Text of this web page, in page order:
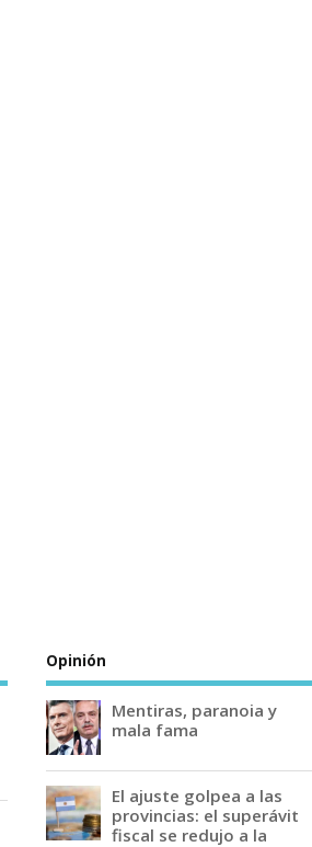
Opinión
Mentiras, paranoia y
mala fama
El ajuste golpea a las
provincias: el superávit
fiscal se redujo a la